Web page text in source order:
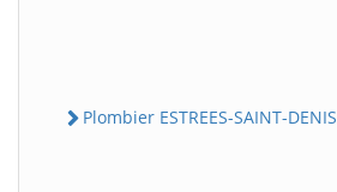
Plombier ESTREES-SAINT-DENIS